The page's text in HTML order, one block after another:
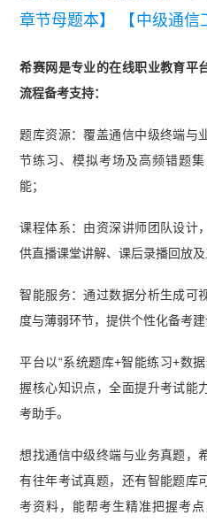
章节母题本】
【中级通
信终端与业务三色笔记】
端与业务知识点集锦】
希赛网是专业的在线职业教育平
流程备考支持：
题库资源：覆盖通信中级终端与
节练习、模拟考场及高频错题
能；
课程体系：由资深讲师团队设计
供直播课堂讲解、课后录播回放及
智能服务：通过数据分析生成可
度与薄弱环节，提供个性化备考
平台以“系统题库+智能练习+数
握核心知识点，全面提升考试能
考助手。
想找通信中级终端与业务真题，
有往年考试真题，还有智能题库
考资料，能帮考生精准把握考